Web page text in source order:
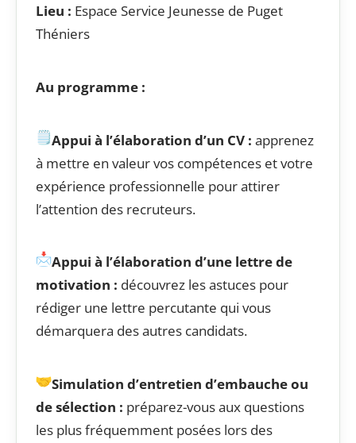
Lieu : Espace Service Jeunesse de Puget
Théniers
Au programme :
Appui à l’élaboration d’un CV : apprenez
à mettre en valeur vos compétences et votre
expérience professionnelle pour attirer
l’attention des recruteurs.
Appui à l’élaboration d’une lettre de
motivation : découvrez les astuces pour
rédiger une lettre percutante qui vous
démarquera des autres candidats.
Simulation d’entretien d’embauche ou
de sélection : préparez-vous aux questions
les plus fréquemment posées lors des